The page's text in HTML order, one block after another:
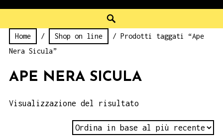
Home / Shop on line
/ Prodotti taggati “Ape
Nera Sicula”
APE NERA SICULA
Visualizzazione del risultato